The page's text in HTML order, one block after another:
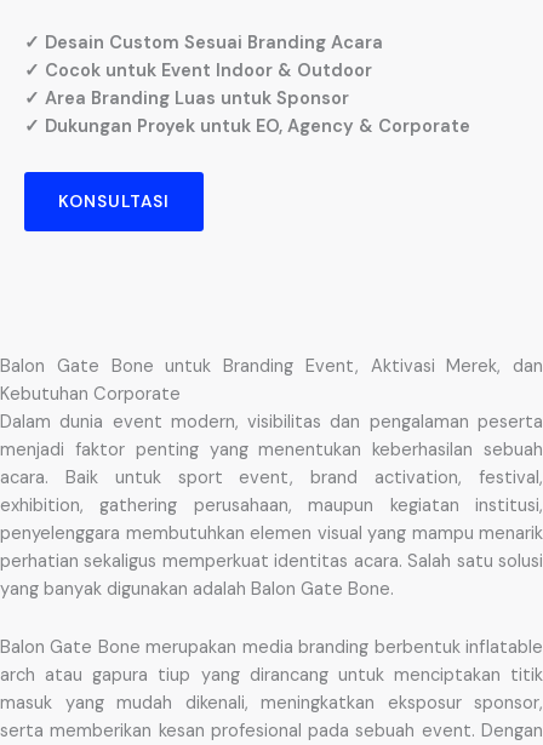
✓ Desain Custom Sesuai Branding Acara
✓ Cocok untuk Event Indoor & Outdoor
✓ Area Branding Luas untuk Sponsor
✓ Dukungan Proyek untuk EO, Agency & Corporate
KONSULTASI
Balon Gate Bone untuk Branding Event, Aktivasi Merek, dan
Kebutuhan Corporate
Dalam dunia event modern, visibilitas dan pengalaman peserta
menjadi faktor penting yang menentukan keberhasilan sebuah
acara. Baik untuk sport event, brand activation, festival,
exhibition, gathering perusahaan, maupun kegiatan institusi,
penyelenggara membutuhkan elemen visual yang mampu menarik
perhatian sekaligus memperkuat identitas acara. Salah satu solusi
yang banyak digunakan adalah Balon Gate Bone.
Balon Gate Bone merupakan media branding berbentuk inflatable
arch atau gapura tiup yang dirancang untuk menciptakan titik
masuk yang mudah dikenali, meningkatkan eksposur sponsor,
serta memberikan kesan profesional pada sebuah event. Dengan